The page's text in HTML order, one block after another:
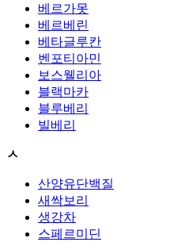
베르가못
베르베린
베타글루칸
벤포티아민
보스웰리아
블랙마카
블루베리
빌베리
ㅅ
산양유단백질
새싹보리
생강차
스페르미딘